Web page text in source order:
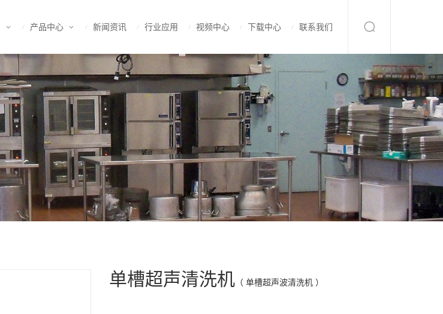
产品中心 新闻资讯 行业应用 视频中心 下载中心 联系我们
单槽超声清洗机 （ 单槽超声波清洗机 ）